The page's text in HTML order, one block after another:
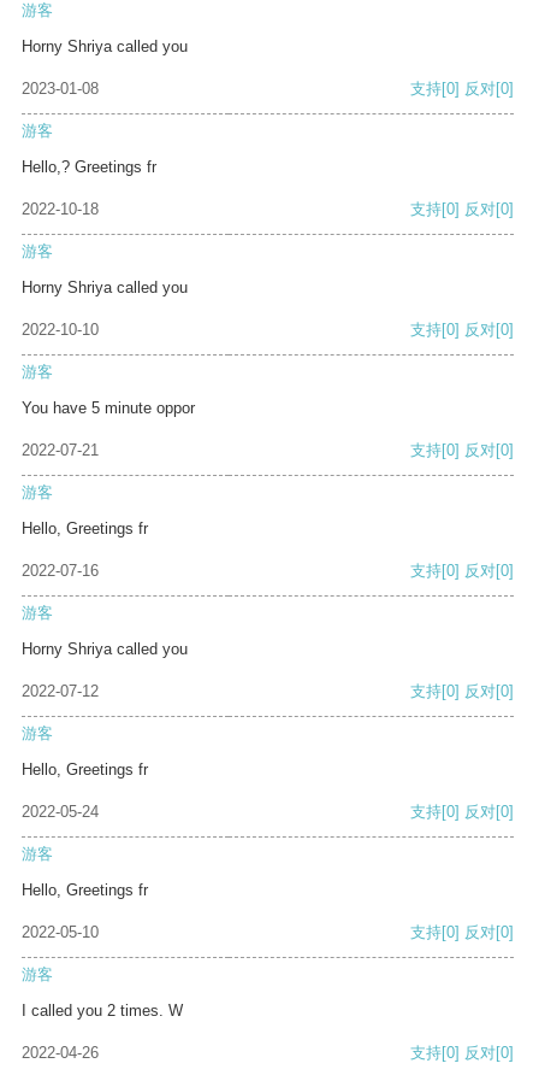
游客
Horny Shriya called you
2023-01-08 支持[0] 反对[0]
游客
Hello,? Greetings fr
2022-10-18 支持[0] 反对[0]
游客
Horny Shriya called you
2022-10-10 支持[0] 反对[0]
游客
You have 5 minute oppor
2022-07-21 支持[0] 反对[0]
游客
Hello, Greetings fr
2022-07-16 支持[0] 反对[0]
游客
Horny Shriya called you
2022-07-12 支持[0] 反对[0]
游客
Hello, Greetings fr
2022-05-24 支持[0] 反对[0]
游客
Hello, Greetings fr
2022-05-10 支持[0] 反对[0]
游客
I called you 2 times. W
2022-04-26 支持[0] 反对[0]